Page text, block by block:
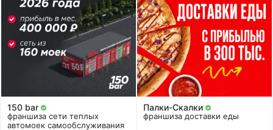
150 bar
франшиза сети теплых
автомоек самообслуживания
Палки-Скалки
франшиза доставки еды